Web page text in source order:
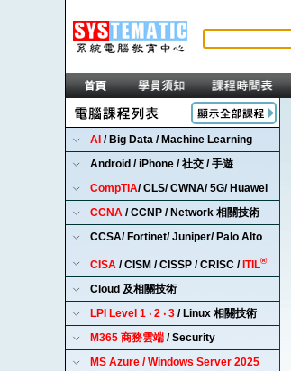
AI / Big Data / Machine Learning
Android / iPhone / 社交 / 手遊
CompTIA/ CLS/ CWNA/ 5G/ Huawei
CCNA / CCNP / Network 相關技術
CCSA/ Fortinet/ Juniper/ Palo Alto
CISA / CISM / CISSP / CRISC / ITIL®
Cloud 及相關技術
LPI Level 1 ‧ 2 ‧ 3 / Linux 相關技術
M365 商務雲端 / Security
MS Azure / Windows Server 2025